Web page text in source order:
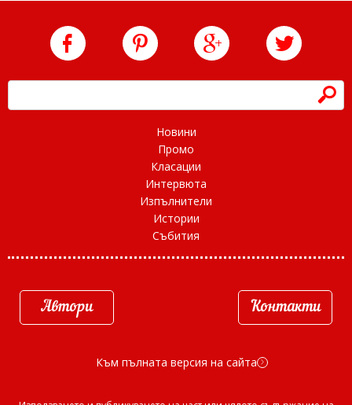
h
Новини
Промо
Класации
Интервюта
Изпълнители
Истории
Събития
Автори Контакти
Към пълната версия на сайта d